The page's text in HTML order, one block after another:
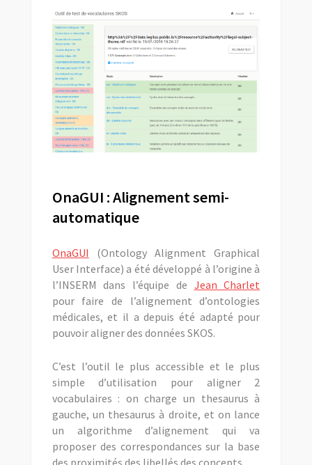
OnaGUI : Alignement semi-
automatique
OnaGUI (Ontology Alignment Graphical
User Interface) a été développé à l’origine à
l’INSERM dans l’équipe de Jean Charlet
pour faire de l’alignement d’ontologies
médicales, et il a depuis été adapté pour
pouvoir aligner des données SKOS.
C’est l’outil le plus accessible et le plus
simple d’utilisation pour aligner 2
vocabulaires : on charge un thesaurus à
gauche, un thesaurus à droite, et on lance
un algorithme d’alignement qui va
proposer des correspondances sur la base